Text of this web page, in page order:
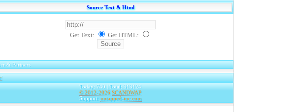
Source Text & Html
Get Text: Get HTML:
& Partners
|
Today: 740 | Total: 313124
© 2012-2026 SCANDWAP
Support: untapped-inc.com